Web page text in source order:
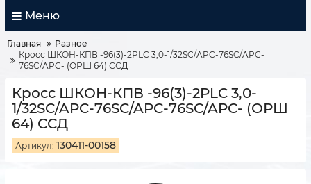
Меню
Главная
Разное
Кросс ШКОН-КПВ -96(3)-2PLC 3,0-1/32SC/APC-76SC/APC-
76SC/APC- (ОРШ 64) ССД
Кросс ШКОН-КПВ -96(3)-2PLC 3,0-
1/32SC/APC-76SC/APC-76SC/APC- (ОРШ
64) ССД
Артикул: 130411-00158